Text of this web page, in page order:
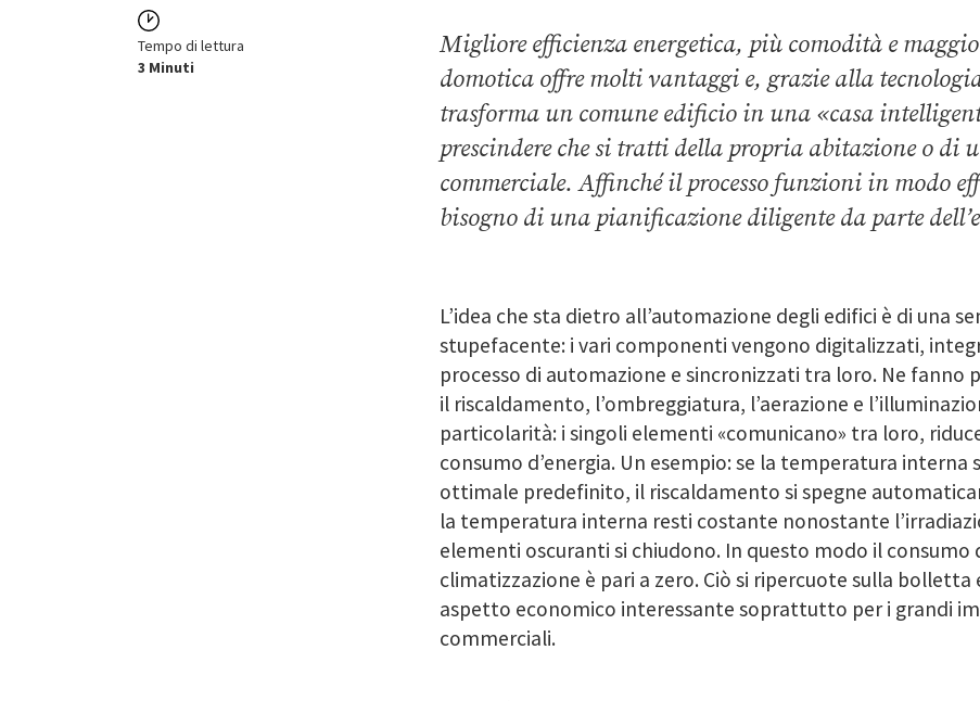
Tempo di lettura
3 Minuti
Migliore efficienza energetica, più comodità e
domotica offre molti vantaggi e, grazie alla
trasforma un comune edificio in una «casa
prescindere che si tratti della propria abitazione o di
commerciale. Affinché il processo funzioni in modo
bisogno di una pianificazione diligente da parte
L’idea che sta dietro all’automazione degli edifici è di una
stupefacente: i vari componenti vengono digitalizzati,
processo di automazione e sincronizzati tra loro. Ne fanno
il riscaldamento, l’ombreggiatura, l’aerazione e
particolarità: i singoli elementi «comunicano» tra loro,
consumo d’energia. Un esempio: se la temperatura interna
ottimale predefinito, il riscaldamento si spegne
la temperatura interna resti costante nonostante
elementi oscuranti si chiudono. In questo modo il consumo
climatizzazione è pari a zero. Ciò si ripercuote sulla bolletta
aspetto economico interessante soprattutto per i grandi
commerciali.